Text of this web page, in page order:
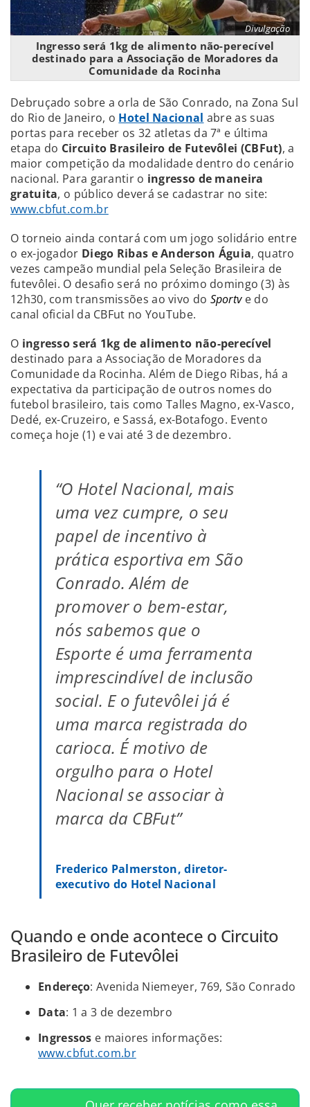
Divulgação
Ingresso será 1kg de alimento não-perecível
destinado para a Associação de Moradores da
Comunidade da Rocinha
Debruçado sobre a orla de São Conrado, na Zona Sul
do Rio de Janeiro, o Hotel Nacional abre as suas
portas para receber os 32 atletas da 7ª e última
etapa do Circuito Brasileiro de Futevôlei (CBFut), a
maior competição da modalidade dentro do cenário
nacional. Para garantir o ingresso de maneira
gratuita, o público deverá se cadastrar no site:
www.cbfut.com.br
O torneio ainda contará com um jogo solidário entre
o ex-jogador Diego Ribas e Anderson Águia, quatro
vezes campeão mundial pela Seleção Brasileira de
futevôlei. O desafio será no próximo domingo (3) às
12h30, com transmissões ao vivo do Sportv e do
canal oficial da CBFut no YouTube.
O ingresso será 1kg de alimento não-perecível
destinado para a Associação de Moradores da
Comunidade da Rocinha. Além de Diego Ribas, há a
expectativa da participação de outros nomes do
futebol brasileiro, tais como Talles Magno, ex-Vasco,
Dedé, ex-Cruzeiro, e Sassá, ex-Botafogo. Evento
começa hoje (1) e vai até 3 de dezembro.
“O Hotel Nacional, mais
uma vez cumpre, o seu
papel de incentivo à
prática esportiva em São
Conrado. Além de
promover o bem-estar,
nós sabemos que o
Esporte é uma ferramenta
imprescindível de inclusão
social. E o futevôlei já é
uma marca registrada do
carioca. É motivo de
orgulho para o Hotel
Nacional se associar à
marca da CBFut”
Frederico Palmerston, diretor-
executivo do Hotel Nacional
Quando e onde acontece o Circuito
Brasileiro de Futevôlei
Endereço: Avenida Niemeyer, 769, São Conrado
Data: 1 a 3 de dezembro
Ingressos e maiores informações:
www.cbfut.com.br